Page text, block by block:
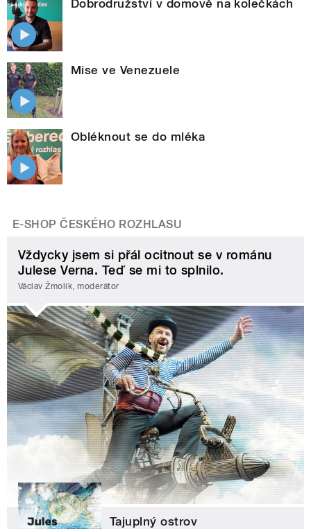
Dobrodružství v domově na kolečkách
Mise ve Venezuele
Obléknout se do mléka
E-SHOP ČESKÉHO ROZHLASU
Vždycky jsem si přál ocitnout se v románu
Julese Verna. Teď se mi to splnilo.
Václav Žmolík, moderátor
Tajuplný ostrov